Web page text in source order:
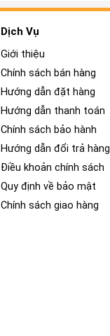
Dịch Vụ
Giới thiệu
Chính sách bán hàng
Hướng dẫn đặt hàng
Hướng dẫn thanh toán
Chính sách bảo hành
Hướng dẫn đổi trả hàng
Điều khoản chính sách
Quy định về bảo mật
Chính sách giao hàng